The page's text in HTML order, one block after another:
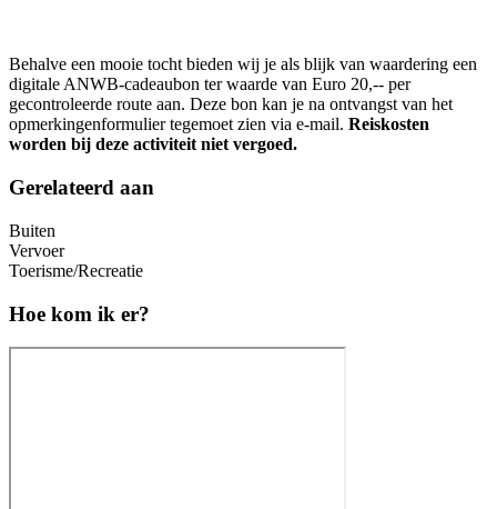
Behalve een mooie tocht bieden wij je als blijk van waardering een
digitale ANWB-cadeaubon ter waarde van Euro 20,-- per
gecontroleerde route aan. Deze bon kan je na ontvangst van het
opmerkingenformulier tegemoet zien via e-mail. Reiskosten
worden bij deze activiteit niet vergoed.
Gerelateerd aan
Buiten
Vervoer
Toerisme/Recreatie
Hoe kom ik er?